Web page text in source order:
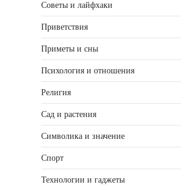
Советы и лайфхаки
Приветствия
Приметы и сны
Психология и отношения
Религия
Сад и растения
Символика и значение
Спорт
Технологии и гаджеты